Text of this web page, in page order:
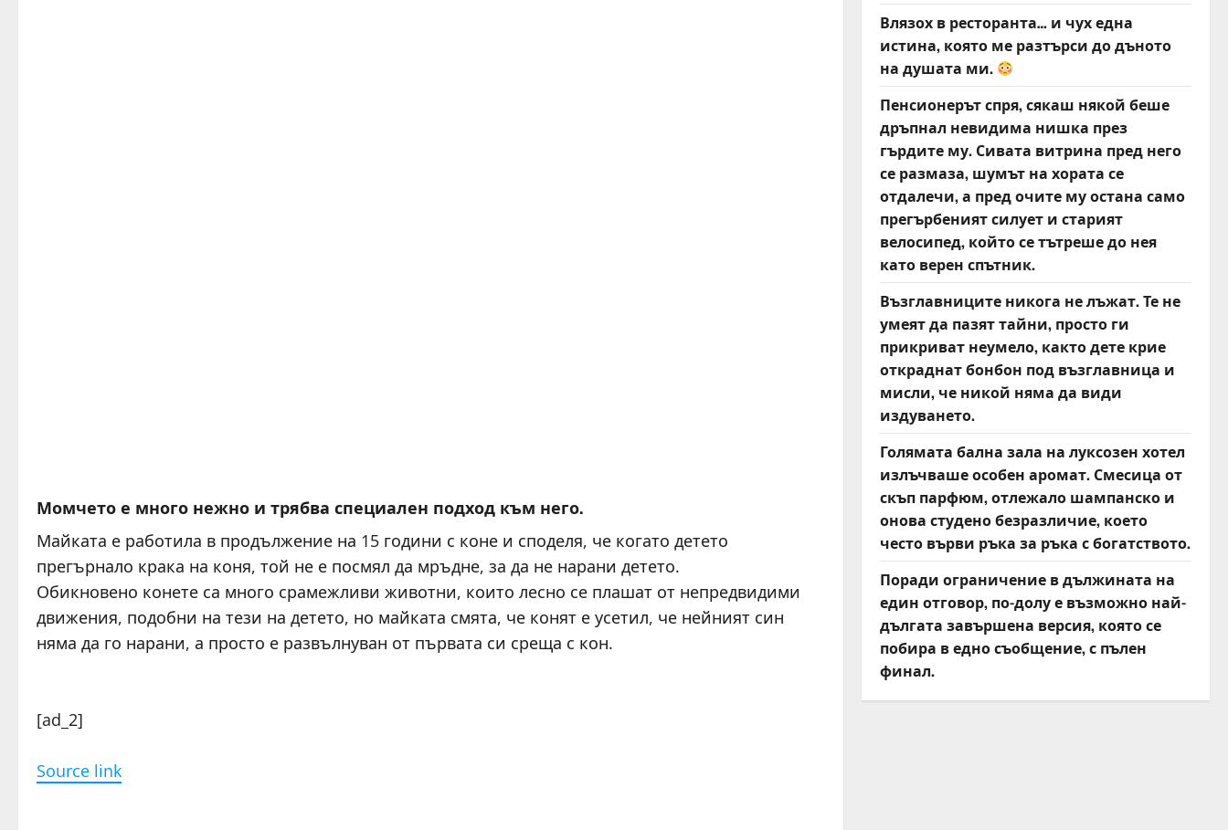
Момчето е много нежно и трябва специален подход към него.
Майката е работила в продължение на 15 години с коне и споделя, че когато детето
прегърнало крака на коня, той не е посмял да мръдне, за да не нарани детето.
Обикновено конете са много срамежливи животни, които лесно се плашат от непредвидими
движения, подобни на тези на детето, но майката смята, че конят е усетил, че нейният син
няма да го нарани, а просто е развълнуван от първата си среща с кон.
[ad_2]
Source link
Влязох в ресторанта… и чух една
истина, която ме разтърси до дъното
на душата ми.
Пенсионерът спря, сякаш някой беше
дръпнал невидима нишка през
гърдите му. Сивата витрина пред него
се размаза, шумът на хората се
отдалечи, а пред очите му остана само
прегърбеният силует и старият
велосипед, който се тътреше до нея
като верен спътник.
Възглавниците никога не лъжат. Те не
умеят да пазят тайни, просто ги
прикриват неумело, както дете крие
откраднат бонбон под възглавница и
мисли, че никой няма да види
издуването.
Голямата бална зала на луксозен хотел
излъчваше особен аромат. Смесица от
скъп парфюм, отлежало шампанско и
онова студено безразличие, което
често върви ръка за ръка с богатството.
Поради ограничение в дължината на
един отговор, по-долу е възможно най-
дългата завършена версия, която се
побира в едно съобщение, с пълен
финал.